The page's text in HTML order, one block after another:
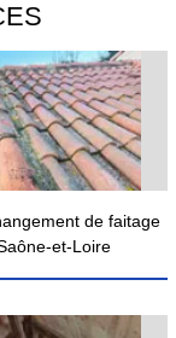
de faitage
et-Loire